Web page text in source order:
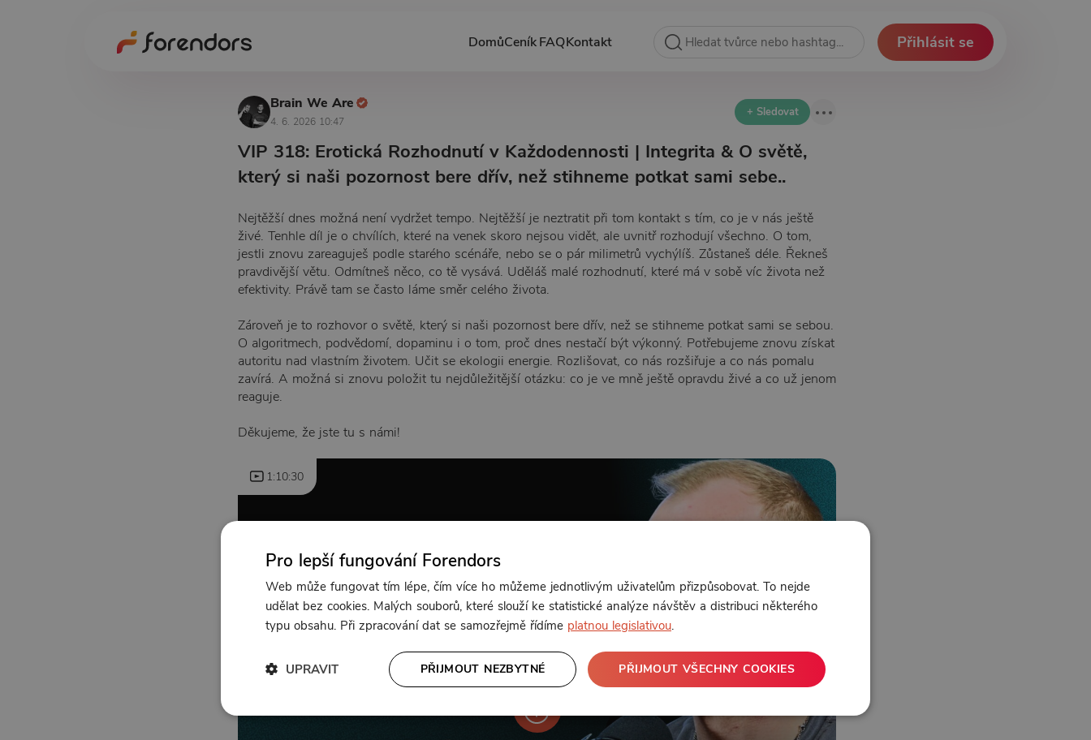
DomůCeníkFAQKontakt Přihlásit se
Brain We Are
4. 6. 2026 10:47
+ Sledovat
VIP 318: Erotická Rozhodnutí v Každodennosti | Integrita & O světě,
který si naši pozornost bere dřív, než stihneme potkat sami sebe..
Nejtěžší dnes možná není vydržet tempo. Nejtěžší je neztratit při tom kontakt s tím, co je v nás ještě
živé. Tenhle díl je o chvílích, které na venek skoro nejsou vidět, ale uvnitř rozhodují všechno. O tom,
jestli znovu zareaguješ podle starého scénáře, nebo se o pár milimetrů vychýlíš. Zůstaneš déle. Řekneš
pravdivější větu. Odmítneš něco, co tě vysává. Uděláš malé rozhodnutí, které má v sobě víc života než
efektivity. Právě tam se často láme směr celého života.
Zároveň je to rozhovor o světě, který si naši pozornost bere dřív, než se stihneme potkat sami se sebou.
O algoritmech, podvědomí, dopaminu i o tom, proč dnes nestačí být výkonný. Potřebujeme znovu získat
autoritu nad vlastním životem. Učit se ekologii energie. Rozlišovat, co nás rozšiřuje a co nás pomalu
zavírá. A možná si znovu položit tu nejdůležitější otázku: co je ve mně ještě opravdu živé a co už jenom
reaguje.
Děkujeme, že jste tu s námi!
1:10:30
Pro lepší fungování Forendors
Web může fungovat tím lépe, čím více ho můžeme jednotlivým uživatelům přizpůsobovat. To nejde
udělat bez cookies. Malých souborů, které slouží ke statistické analýze návštěv a distribuci některého
typu obsahu. Při zpracování dat se samozřejmě řídíme platnou legislativou.
PŘIJMOUT VŠECHNY COOKIES
PŘIJMOUT NEZBYTNÉ
UPRAVIT